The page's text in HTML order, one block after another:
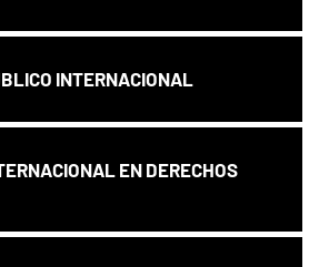
INTERNACIONAL
EN DERECHOS